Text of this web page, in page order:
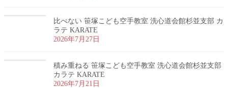
比べない 笹塚こども空手教室 洗心道会館杉並支部 カ
ラテ KARATE
2026年7月27日
積み重ねる 笹塚こども空手教室 洗心道会館杉並支部
カラテ KARATE
2026年7月21日